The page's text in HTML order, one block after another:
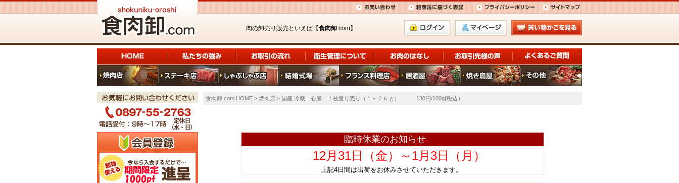
肉の卸売り販売といえば【食肉卸.com】
食肉卸.com HOME > 焼肉店 > 国産 冷蔵 心臓 １枚量り売り（１～２ｋｇ） 130円/100g(税込）
臨時休業のお知らせ
12月31日（金）～1月3日（月）
上記4日間は出荷をお休みさせていただきます。